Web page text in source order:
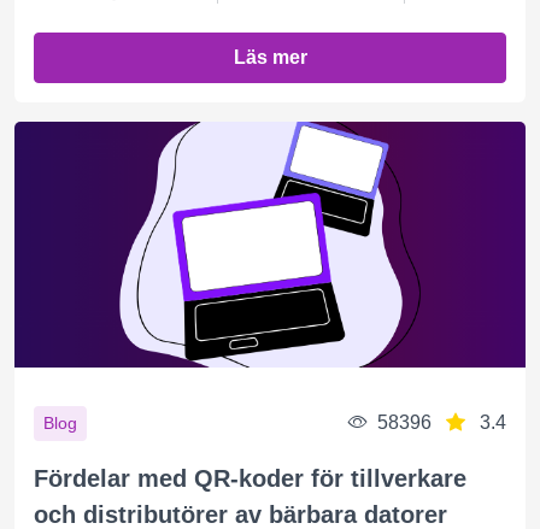
Läs mer
Blog 58396 3.4
Fördelar med QR-koder för tillverkare
och distributörer av bärbara datorer